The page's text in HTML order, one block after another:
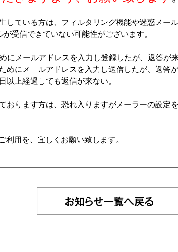
している方は、フィルタリング機能や迷惑メー
が受信できていない可能性がございます。
にメールアドレスを入力し登録したが、返答が来
めにメールアドレスを入力し送信したが、返答が
以上経過しても返信が来ない。
おります方は、恐れ入りますがメーラーの設定
利用を、宜しくお願い致します。